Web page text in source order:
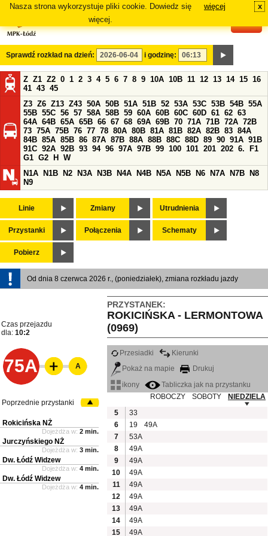
Nasza strona wykorzystuje pliki cookie. Dowiedz się
więcej.
więcej x
Sprawdź rozkład na dzień: i godzinę:
Z Z1 Z2 0 1 2 3 4 5 6 7 8 9 10A 10B 11 12 13 14 15 16
41 43 45
Z3 Z6 Z13 Z43 50A 50B 51A 51B 52 53A 53C 53B 54B 55A
55B 55C 56 57 58A 58B 59 60A 60B 60C 60D 61 62 63
64A 64B 65A 65B 66 67 68 69A 69B 70 71A 71B 72A 72B
73 75A 75B 76 77 78 80A 80B 81A 81B 82A 82B 83 84A
84B 85A 85B 86 87A 87B 88A 88B 88C 88D 89 90 91A 91B
91C 92A 92B 93 94 96 97A 97B 99 100 101 201 202 6.
F1
G1 G2 H
W
N1A
N1B N2 N3A N3B N4A N4B N5A N5B N6 N7A N7B
N8
N9
Linie Zmiany Utrudnienia
Przystanki Połączenia Schematy
Pobierz
Od dnia 8 czerwca 2026 r., (poniedziałek), zmiana rozkładu jazdy
PRZYSTANEK:
ROKICIŃSKA - LERMONTOWA
(0969)
Czas przejazdu
dla: 10:2
75A
Przesiadki
Kierunki
Pokaż na mapie
Drukuj
ikony
Tabliczka jak na przystanku
ROBOCZY
SOBOTY
NIEDZIELA
5
33
6
19
49A
7
53A
8
49A
9
49A
10
49A
11
49A
12
49A
13
49A
14
49A
15
49A
A
Poprzednie przystanki
Rokicińska NŻ
Dojeżdża w: 2 min.
Jurczyńskiego NŻ
Dojeżdża w: 3 min.
Dw. Łódź Widzew
Dojeżdża w: 4 min.
Dw. Łódź Widzew
Dojeżdża w: 4 min.